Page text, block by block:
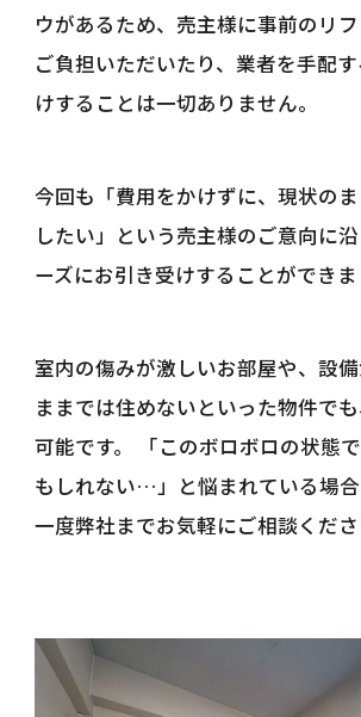
ウがあるため、売主様に事前のリ
ご負担いただいたり、業者を手配
けすることは一切ありません。
今回も「費用をかけずに、現状の
したい」という売主様のご意向に
ーズにお引き受けすることができま
室内の傷みが激しいお部屋や、設
ままでは住めないといった物件で
可能です。 「このボロボロの状態
もしれない…」と悩まれている場
一度弊社までお気軽にご相談くださ